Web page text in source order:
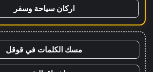
اركان سياحة وسفر
مسك الكلمات في قوقل